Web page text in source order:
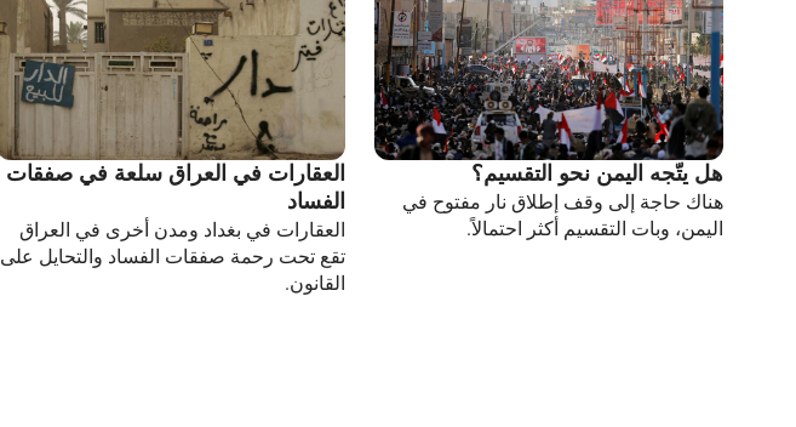
هل يتّجه اليمن نحو التقسيم؟
هناك حاجة إلى وقف إطلاق نار مفتوح في
اليمن، وبات التقسيم أكثر احتمالاً.
العقارات في العراق سلعة في صفقات
الفساد
العقارات في بغداد ومدن أخرى في العراق
تقع تحت رحمة صفقات الفساد والتحايل على
القانون.